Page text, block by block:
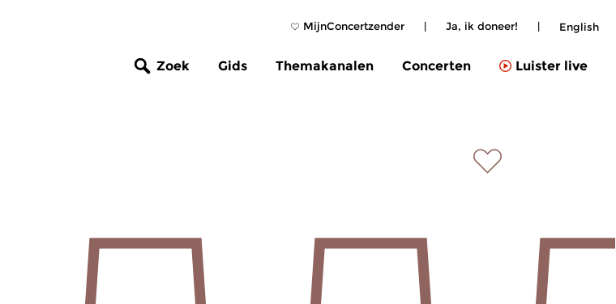
MijnConcertzender | Ja, ik doneer! | English
Zoek Gids Themakanalen Concerten Luister live